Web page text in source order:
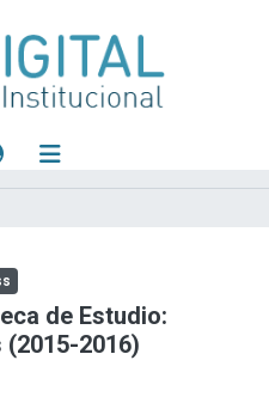
de Estudio:
2016)